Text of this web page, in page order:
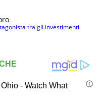
tra gli investimenti